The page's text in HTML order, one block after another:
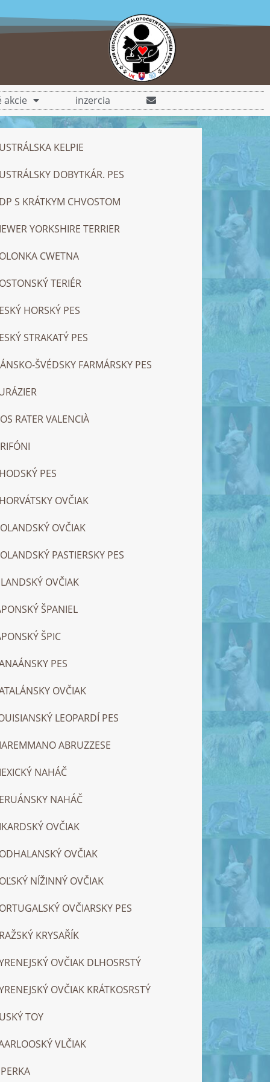
akcie inzercia
KELPIE
DOBYTKÁR. PES
S KRÁTKYM CHVOSTOM
YORKSHIRE TERRIER
CWETNA
TERIÉR
HORSKÝ PES
STRAKATÝ PES
ŠVÉDSKY FARMÁRSKY PES
RATER VALENCIÀ
PES
OVČIAK
OVČIAK
PASTIERSKY PES
OVČIAK
ŠPANIEL
ŠPIC
PES
OVČIAK
LEOPARDÍ PES
ABRUZZESE
NAHÁČ
NAHÁČ
OVČIAK
OVČIAK
NÍŽINNÝ OVČIAK
OVČIARSKY PES
KRYSAŘÍK
OVČIAK DLHOSRSTÝ
OVČIAK KRÁTKOSRSTÝ
TOY
VLČIAK